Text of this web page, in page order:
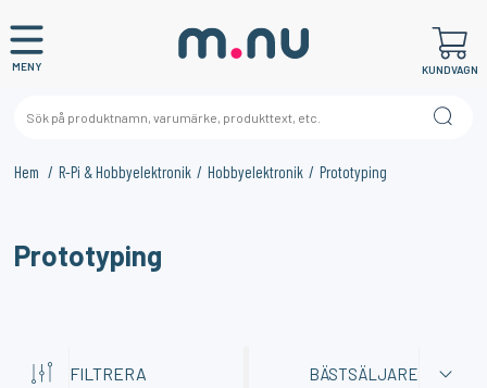
MENY KUNDVAGN
Hem R-Pi & Hobbyelektronik Hobbyelektronik Prototyping
DIG?
Prototyping
FILTRERA BÄSTSÄLJARE